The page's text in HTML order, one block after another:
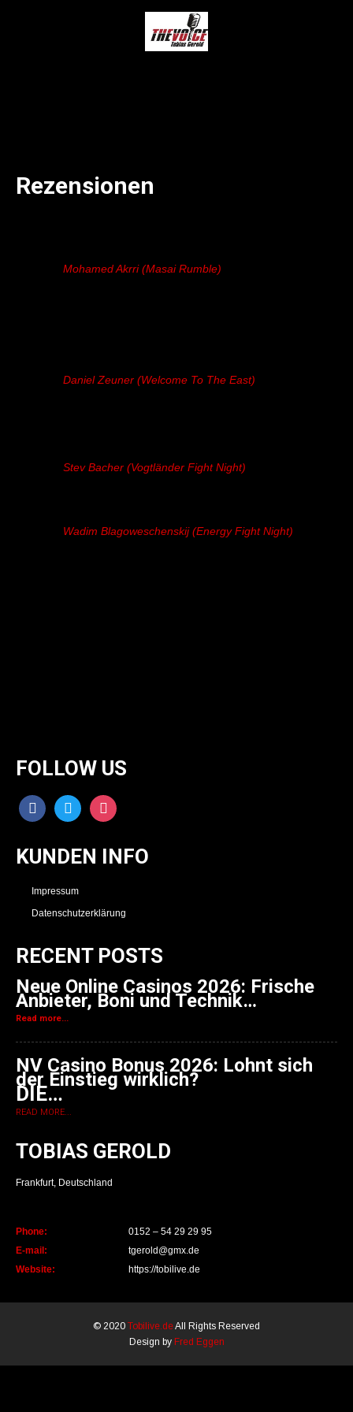
Rezensionen
Mohamed Akrri (Masai Rumble)
Daniel Zeuner (Welcome To The East)
Stev Bacher (Vogtländer Fight Night)
Wadim Blagoweschenskij (Energy Fight Night)
FOLLOW US
facebooktwitter instagram
KUNDEN INFO
Impressum
Datenschutzerklärung
RECENT POSTS
Neue Online Casinos 2026: Frische
Anbieter, Boni und Technik…
Read more...
NV Casino Bonus 2026: Lohnt sich
der Einstieg wirklich?
DIE…
READ MORE...
TOBIAS GEROLD
Frankfurt, Deutschland
Phone:
0152 – 54 29 29 95
E-mail:
tgerold@gmx.de
Website:
https://tobilive.de
© 2020 Tobilive.deAll Rights Reserved
Design by Fred Eggen